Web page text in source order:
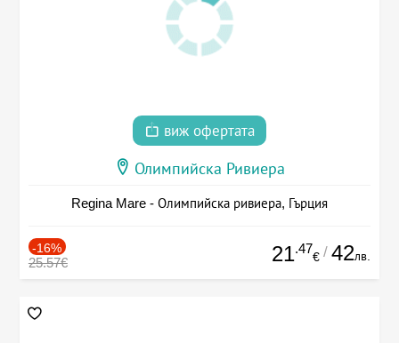
виж офертата
Олимпийска Ривиера
Regina Mare - Олимпийска ривиера, Гърция
-16%
25.57€ 21.47
€ / 42лв.